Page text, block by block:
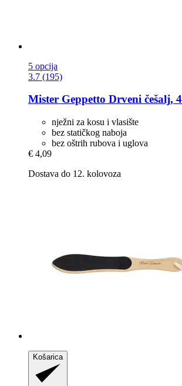
5 opcija
3.7 (195)
Mister Geppetto Drveni češalj,
nježni za kosu i vlasište
bez statičkog naboja
bez oštrih rubova i uglova
€ 4,09
Dostava do 12. kolovoza
Košarica